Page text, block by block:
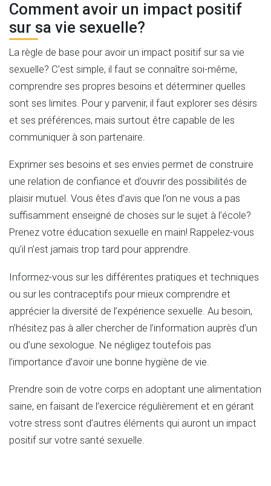
Comment avoir un impact positif
sur sa vie sexuelle?
La règle de base pour avoir un impact positif sur sa vie
sexuelle? C’est simple, il faut se connaître soi-même,
comprendre ses propres besoins et déterminer quelles
sont ses limites. Pour y parvenir, il faut explorer ses désirs
et ses préférences, mais surtout être capable de les
communiquer à son partenaire.
Exprimer ses besoins et ses envies permet de construire
une relation de confiance et d’ouvrir des possibilités de
plaisir mutuel. Vous êtes d’avis que l’on ne vous a pas
suffisamment enseigné de choses sur le sujet à l’école?
Prenez votre éducation sexuelle en main! Rappelez-vous
qu’il n’est jamais trop tard pour apprendre.
Informez-vous sur les différentes pratiques et techniques
ou sur les contraceptifs pour mieux comprendre et
apprécier la diversité de l’expérience sexuelle. Au besoin,
n’hésitez pas à aller chercher de l’information auprès d’un
ou d’une sexologue. Ne négligez toutefois pas
l’importance d’avoir une bonne hygiène de vie.
Prendre soin de votre corps en adoptant une alimentation
saine, en faisant de l’exercice régulièrement et en gérant
votre stress sont d’autres éléments qui auront un impact
positif sur votre santé sexuelle.